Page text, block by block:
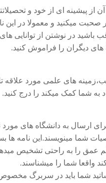
پیشینه ای از خود و
میکنید و معمولا در این
باشید در نوشتن از توانایی
های علمی مورد علاقه
به شما کمک میکند را درج کنید.
ارسال به دانشگاه های مورد
شما مینویسند.این نامه ها
عمق را به راحتی تشخیص
واقعا شما را میشناسند.
شما باید در سربرگ